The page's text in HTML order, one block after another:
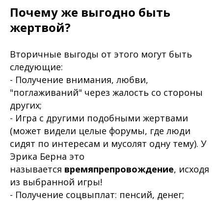
Почему же выгодно быть
жертвой?
Вторичные выгоды от этого могут быть
следующие:
- Получение внимания, любви,
"поглаживаний" через жалость со стороны
других;
- Игра с другими подобными жертвами
(может видели целые форумы, где люди
сидят по интересам и мусолят одну тему). У
Эрика Берна это
называется времяпрепровождение, исходя
из выбранной игры!
- Получение соцвыплат: пенсий, денег;